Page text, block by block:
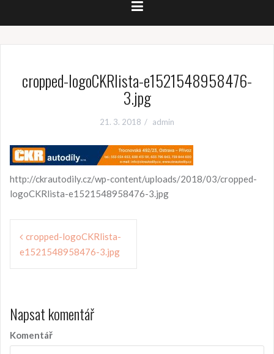
cropped-logoCKRlista-e1521548958476-
3.jpg
21. 3. 2018 admin
http://ckrautodily.cz/wp-content/uploads/2018/03/cropped-
logoCKRlista-e1521548958476-3.jpg
i
g
a
cropped-logoCKRlista-
e1521548958476-3.jpg
Napsat komentář
Komentář